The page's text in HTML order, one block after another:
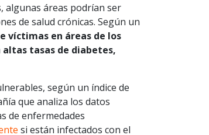
algunas áreas podrían ser
de salud crónicas. Según un
víctimas en áreas de los
tasas de diabetes,
según un índice de
que analiza los datos
de enfermedades
si están infectados con el